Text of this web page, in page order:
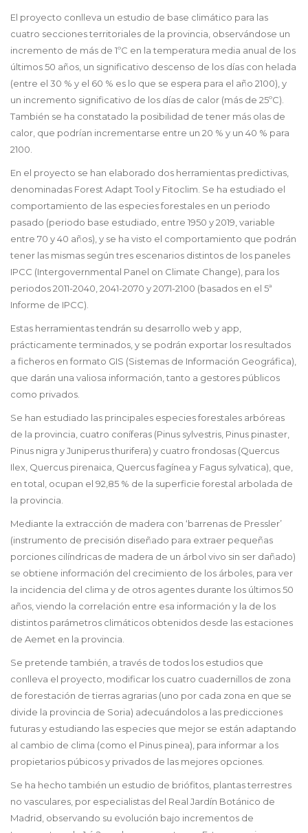
El proyecto conlleva un estudio de base climático para las
cuatro secciones territoriales de la provincia, observándose un
incremento de más de 1ºC en la temperatura media anual de los
últimos 50 años, un significativo descenso de los días con helada
(entre el 30 % y el 60 % es lo que se espera para el año 2100), y
un incremento significativo de los días de calor (más de 25ºC).
También se ha constatado la posibilidad de tener más olas de
calor, que podrían incrementarse entre un 20 % y un 40 % para
2100.
En el proyecto se han elaborado dos herramientas predictivas,
denominadas Forest Adapt Tool y Fitoclim. Se ha estudiado el
comportamiento de las especies forestales en un periodo
pasado (periodo base estudiado, entre 1950 y 2019, variable
entre 70 y 40 años), y se ha visto el comportamiento que podrán
tener las mismas según tres escenarios distintos de los paneles
IPCC (Intergovernmental Panel on Climate Change), para los
periodos 2011-2040, 2041-2070 y 2071-2100 (basados en el 5ª
Informe de IPCC).
Estas herramientas tendrán su desarrollo web y app,
prácticamente terminados, y se podrán exportar los resultados
a ficheros en formato GIS (Sistemas de Información Geográfica),
que darán una valiosa información, tanto a gestores públicos
como privados.
Se han estudiado las principales especies forestales arbóreas
de la provincia, cuatro coníferas (Pinus sylvestris, Pinus pinaster,
Pinus nigra y Juniperus thurifera) y cuatro frondosas (Quercus
Ilex, Quercus pirenaica, Quercus fagínea y Fagus sylvatica), que,
en total, ocupan el 92,85 % de la superficie forestal arbolada de
la provincia.
Mediante la extracción de madera con ‘barrenas de Pressler’
(instrumento de precisión diseñado para extraer pequeñas
porciones cilíndricas de madera de un árbol vivo sin ser dañado)
se obtiene información del crecimiento de los árboles, para ver
la incidencia del clima y de otros agentes durante los últimos 50
años, viendo la correlación entre esa información y la de los
distintos parámetros climáticos obtenidos desde las estaciones
de Aemet en la provincia.
Se pretende también, a través de todos los estudios que
conlleva el proyecto, modificar los cuatro cuadernillos de zona
de forestación de tierras agrarias (uno por cada zona en que se
divide la provincia de Soria) adecuándolos a las predicciones
futuras y estudiando las especies que mejor se están adaptando
al cambio de clima (como el Pinus pinea), para informar a los
propietarios púbicos y privados de las mejores opciones.
Se ha hecho también un estudio de briófitos, plantas terrestres
no vasculares, por especialistas del Real Jardín Botánico de
Madrid, observando su evolución bajo incrementos de